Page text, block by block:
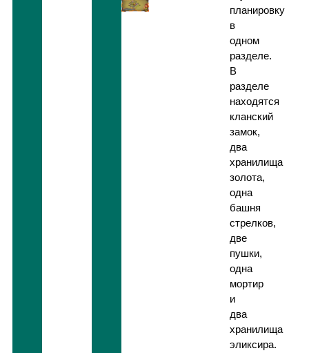
планировку
в
одном
разделе.
В
разделе
находятся
кланский
замок,
два
хранилища
золота,
одна
башня
стрелков,
две
пушки,
одна
мортир
и
два
хранилища
эликсира.